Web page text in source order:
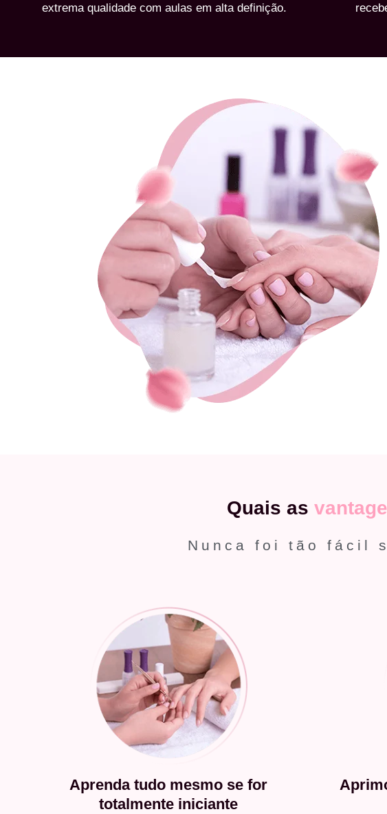
extrema qualidade com aulas em alta definição.
Quais as
Nunca foi tão fácil
Aprenda tudo mesmo se for
totalmente iniciante